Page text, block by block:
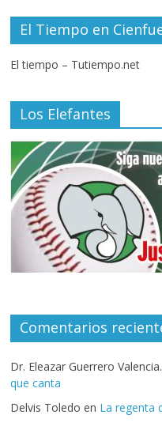
El Tiempo en
El tiempo – Tutiempo.net
Los Elefantes
Comentarios
Dr. Eleazar Guerrero Valencia.
que canta
Delvis Toledo en La regenta